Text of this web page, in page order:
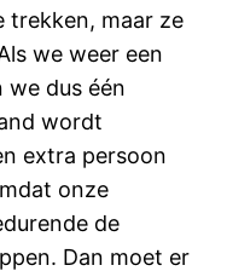
trekken, maar ze
we weer een
we dus één
wordt
extra persoon
onze
de
Dan moet er